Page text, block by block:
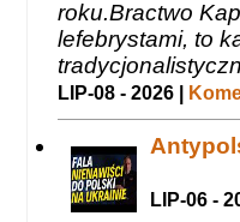
roku.Bractwo
lefebrystami, to
LIP-08 - 2026 |
LIP-06 -